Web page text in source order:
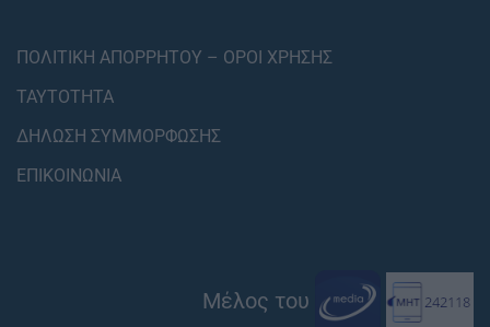
ΠΟΛΙΤΙΚΗ ΑΠΟΡΡΗΤΟΥ – ΟΡΟΙ ΧΡΗΣΗΣ
ΤΑΥΤΟΤΗΤΑ
ΔΗΛΩΣΗ ΣΥΜΜΟΡΦΩΣΗΣ
ΕΠΙΚΟΙΝΩΝΙΑ
Μέλος του